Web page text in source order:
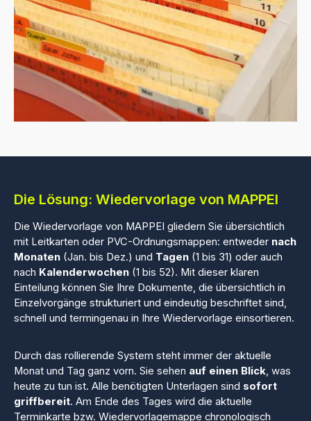
Die Lösung: Wiedervorlage von MAPPEI
Die Wiedervorlage von MAPPEI gliedern Sie übersichtlich
mit Leitkarten oder PVC-Ordnungsmappen: entweder nach
Monaten (Jan. bis Dez.) und Tagen (1 bis 31) oder auch
nach Kalenderwochen (1 bis 52). Mit dieser klaren
Einteilung können Sie Ihre Dokumente, die übersichtlich in
Einzelvorgänge strukturiert und eindeutig beschriftet sind,
schnell und termingenau in Ihre Wiedervorlage einsortieren.
Durch das rollierende System steht immer der aktuelle
Monat und Tag ganz vorn. Sie sehen auf einen Blick , was
heute zu tun ist. Alle benötigten Unterlagen sind sofort
griffbereit. Am Ende des Tages wird die aktuelle
Terminkarte bzw. Wiedervorlagemappe chronologisch